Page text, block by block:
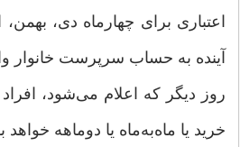
اعتباری برای چهارماه دی،
آینده به حساب سرپرست خانوار
روز دیگر که اعلام می‌شود، افراد
خرید یا ماه‌به‌ماه یا دوماهه خواهد